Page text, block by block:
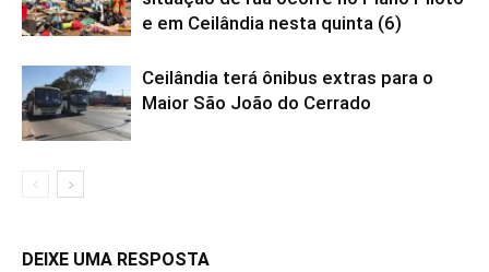
e em Ceilândia nesta quinta (6)
Ceilândia terá ônibus extras para o
Maior São João do Cerrado
DEIXE UMA RESPOSTA